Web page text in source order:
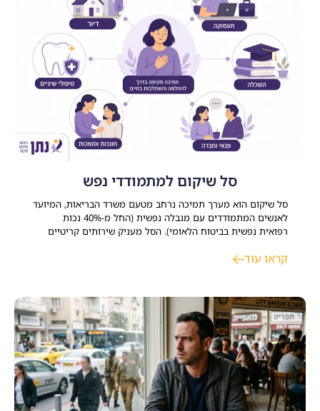
סל שיקום למתמודדי נפש
סל שיקום הוא מערך תמיכה נרחב מטעם משרד הבריאות, המיועד
לאנשים המתמודדים עם מגבלה נפשית (החל מ-40% נכות
רפואית נפשית בביטוח הלאומי). הסל מעניק שירותים קריטיים
ברורה לסייע למשתקמים להשתלב בקהילה ולבנות חיים עצמאיים,
קראו עוד